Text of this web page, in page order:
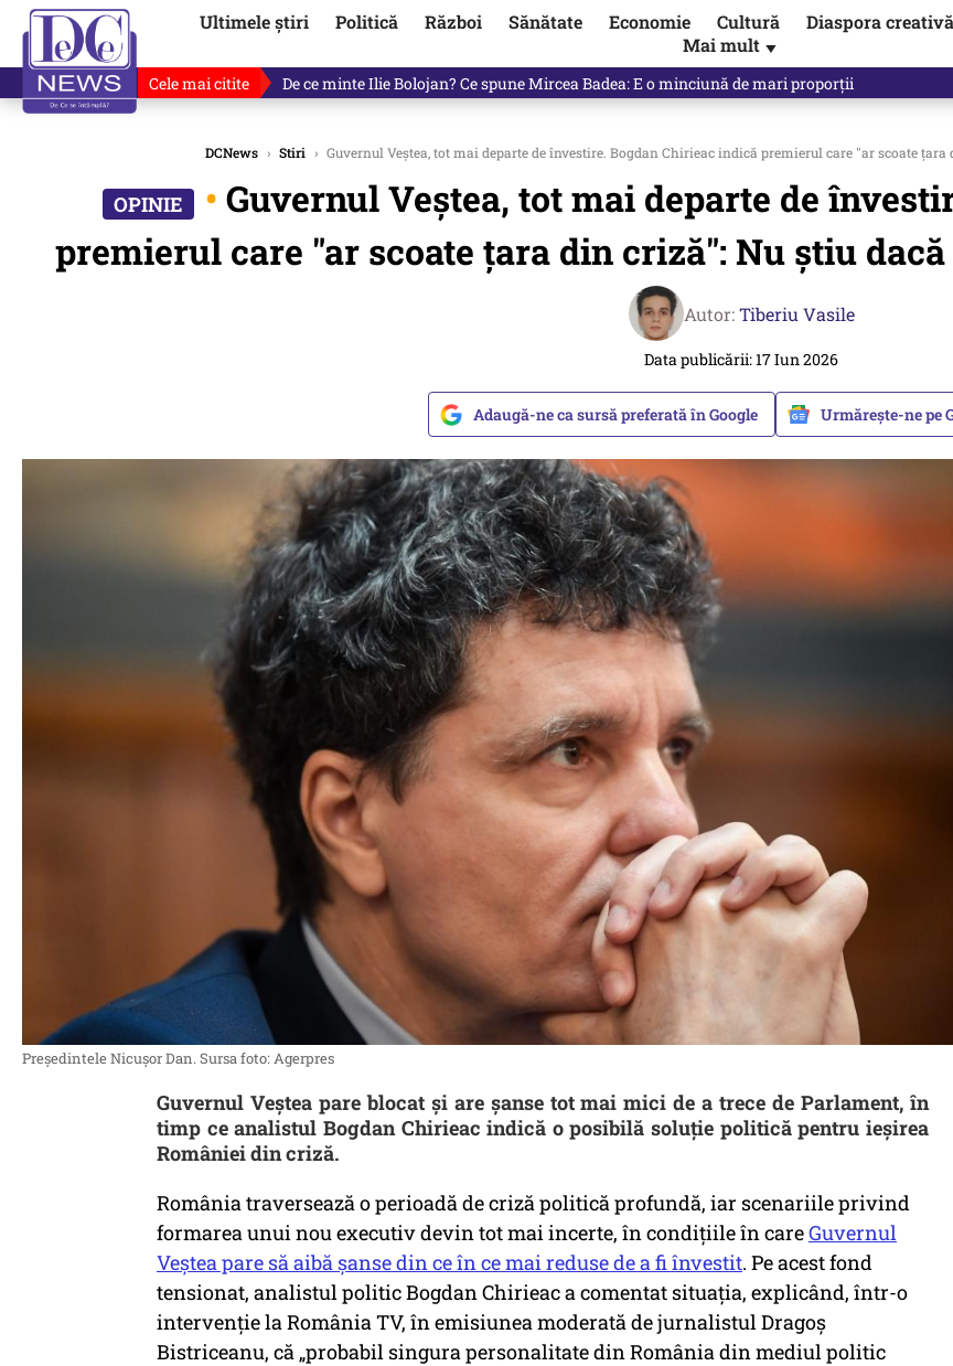
Ultimele știri Politică Război Sănătate Economie Cultură Diaspora creativă
Mai mult ▼
Cele mai citite De ce minte Ilie Bolojan? Ce spune Mircea Badea: E o minciună de mari proporții
DCNews › Stiri › Guvernul Veștea, tot mai departe de învestire. Bogdan Chirieac indică premierul care "ar scoate
• Guvernul Veștea, tot mai departe de
premierul care "ar scoate țara din criză": Nu știu
Autor:Tiberiu Vasile
Data publicării: 17 Iun 2026
Adaugă-ne ca sursă preferată în Google Urmărește-ne pe
Președintele Nicușor Dan. Sursa foto: Agerpres
Guvernul Veștea pare blocat și are șanse tot mai mici de a trece de Parlament, în
timp ce analistul Bogdan Chirieac indică o posibilă soluție politică pentru ieșirea
României din criză.
România traversează o perioadă de criză politică profundă, iar scenariile privind
formarea unui nou executiv devin tot mai incerte, în condițiile în careGuvernul
Veștea pare să aibă șanse din ce în ce mai reduse de a fi învestit. Pe acest fond
tensionat, analistul politic Bogdan Chirieac a comentat situația, explicând, într-o
intervenție la România TV, în emisiunea moderată de jurnalistul Dragoș
Bistriceanu, că „probabil singura personalitate din România din mediul politic